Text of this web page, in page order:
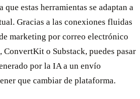
estas herramientas se adaptan a
Gracias a las conexiones fluidas
marketing por correo electrónico
o Substack, puedes pasar
por la IA a un envío
que cambiar de plataforma.